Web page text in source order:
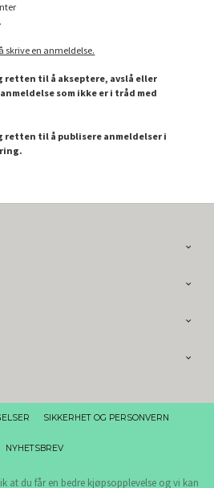
skrive en anmeldelse.
retten til å akseptere, avslå eller
som ikke er i tråd med
retten til å publisere anmeldelser i
SIKKERHET OG PERSONVERN
NYHETSBREV
at du får en bedre kjøpsopplevelse og vi kan